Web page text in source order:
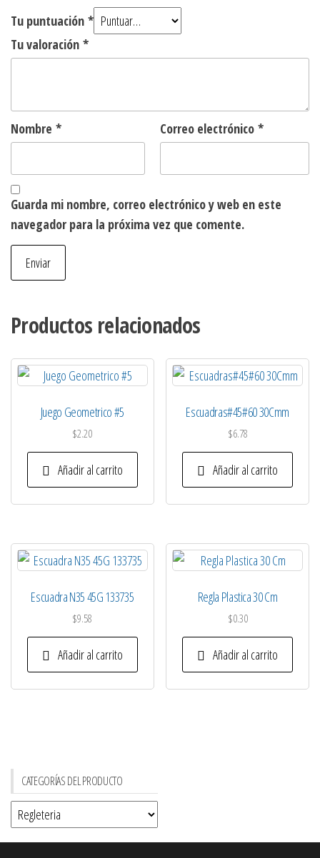
Tu puntuación *
Tu valoración *
Nombre * Correo electrónico *
Guarda mi nombre, correo electrónico y web en este
navegador para la próxima vez que comente.
Productos relacionados
Juego Geometrico #5
$2.20
Añadir al carrito
Escuadras#45#60 30Cmm
$6.78
Añadir al carrito
Escuadra N35 45G 133735
$9.58
Añadir al carrito
Regla Plastica 30 Cm
$0.30
Añadir al carrito
CATEGORÍAS DEL PRODUCTO